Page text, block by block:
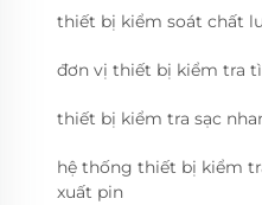
thiết bị kiểm soát chất
đơn vị thiết bị kiểm tra
thiết bị kiểm tra sạc
hệ thống thiết bị kiểm
xuất pin